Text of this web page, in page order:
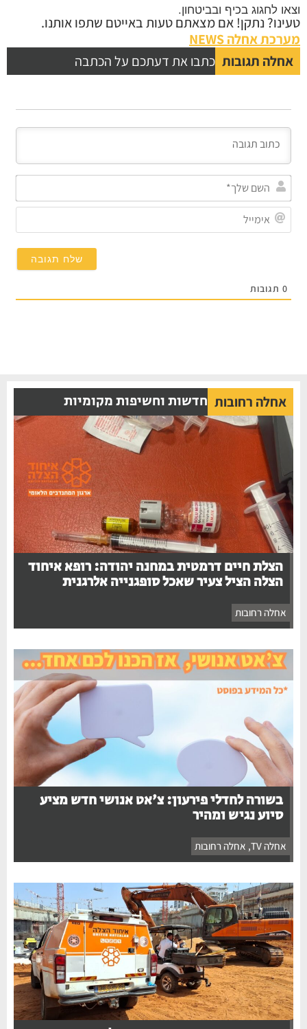
וצאו לחגוג בכיף ובביטחון.
טעינו? נתקן! אם מצאתם טעות באייטם שתפו אותנו.
מערכת אחלה NEWS
אחלה תגובות כתבו את דעתכם על הכתבה
0תגובות
אחלה רחובות חדשות וחשיפות מקומיות
הצלת חיים דרמטית במחנה יהודה: רופא איחוד
הצלה הציל צעיר שאכל סופגנייה אלרגנית
אחלה רחובות
בשורה לחדלי פירעון: צ'אט אנושי חדש מציע
סיוע נגיש ומהיר
אחלה TV , אחלה רחובות